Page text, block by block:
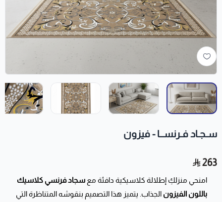
سـجـاد فـرنســا - فيزون
263
امنحي منزلكِ إطلالة كلاسيكية دافئة مع سجاد فرنسي كلاسيك
باللون الفيزون الجذاب. يتميز هذا التصميم بنقوشه المتناظرة التي